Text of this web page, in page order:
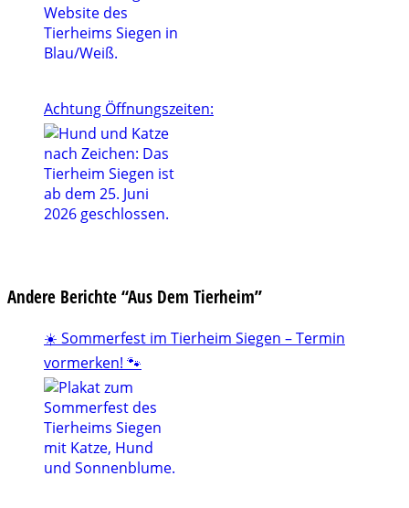
Achtung Öffnungszeiten:
Andere Berichte “Aus Dem Tierheim”
☀️ Sommerfest im Tierheim Siegen – Termin
vormerken! 🐾